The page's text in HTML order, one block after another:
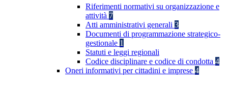
Riferimenti normativi su organizzazione e
attività 7
Atti amministrativi generali 3
Documenti di programmazione strategico-
gestionale 1
Statuti e leggi regionali
Codice disciplinare e codice di condotta 4
Oneri informativi per cittadini e imprese 4